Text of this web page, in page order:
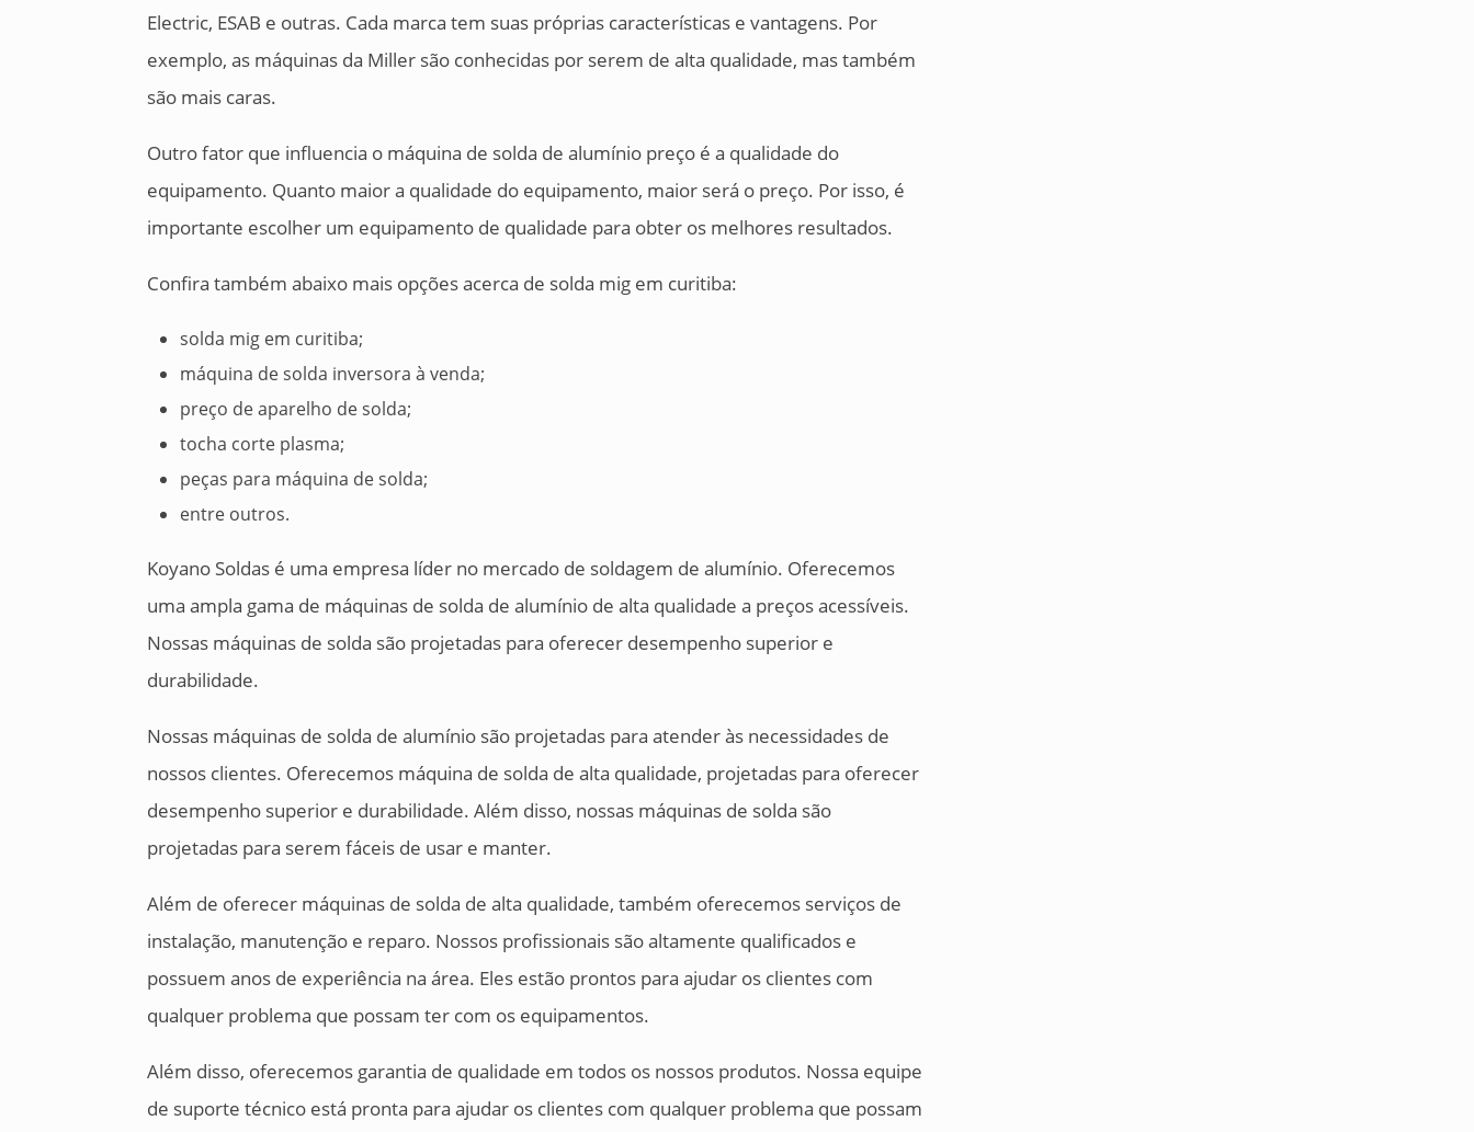
Electric, ESAB e outras. Cada marca tem suas próprias características e vantagens. Por
exemplo, as máquinas da Miller são conhecidas por serem de alta qualidade, mas também
são mais caras.
Outro fator que influencia o máquina de solda de alumínio preço é a qualidade do
equipamento. Quanto maior a qualidade do equipamento, maior será o preço. Por isso, é
importante escolher um equipamento de qualidade para obter os melhores resultados.
Confira também abaixo mais opções acerca de solda mig em curitiba:
solda mig em curitiba;
máquina de solda inversora à venda;
preço de aparelho de solda;
tocha corte plasma;
peças para máquina de solda;
entre outros.
Koyano Soldas é uma empresa líder no mercado de soldagem de alumínio. Oferecemos
uma ampla gama de máquinas de solda de alumínio de alta qualidade a preços acessíveis.
Nossas máquinas de solda são projetadas para oferecer desempenho superior e
durabilidade.
Nossas máquinas de solda de alumínio são projetadas para atender às necessidades de
nossos clientes. Oferecemos máquina de solda de alta qualidade, projetadas para oferecer
desempenho superior e durabilidade. Além disso, nossas máquinas de solda são
projetadas para serem fáceis de usar e manter.
Além de oferecer máquinas de solda de alta qualidade, também oferecemos serviços de
instalação, manutenção e reparo. Nossos profissionais são altamente qualificados e
possuem anos de experiência na área. Eles estão prontos para ajudar os clientes com
qualquer problema que possam ter com os equipamentos.
Além disso, oferecemos garantia de qualidade em todos os nossos produtos. Nossa equipe
de suporte técnico está pronta para ajudar os clientes com qualquer problema que possam